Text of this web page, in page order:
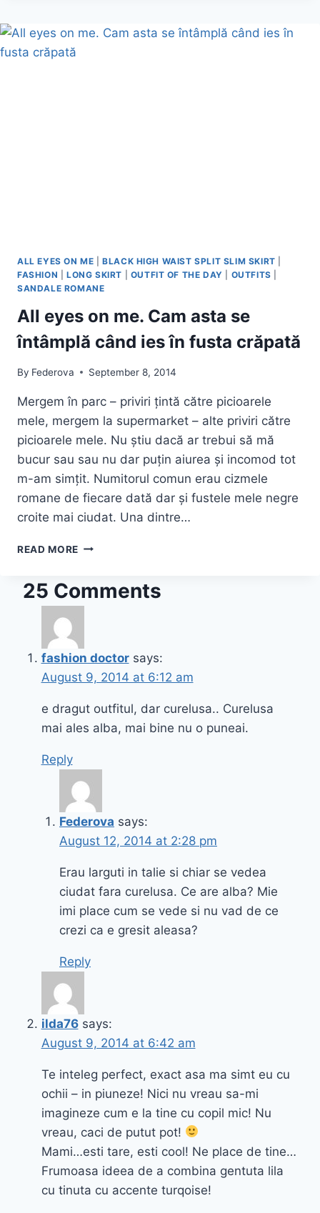
BLEUMARINE
DE
ALL EYES ON ME |BLACK HIGH WAIST SPLIT SLIM SKIRT
FASHION
LONG SKIRT OUTFIT OF THE DAY OUTFITS
SANDALE ROMANE
All eyes on me. Cam asta se
întâmplă când ies în fusta crăpată
By Federova September 8, 2014
Mergem în parc – priviri țintă către picioarele
mele, mergem la supermarket – alte priviri către
picioarele mele. Nu știu dacă ar trebui să mă
bucur sau sau nu dar puțin aiurea și incomod tot
m-am simțit. Numitorul comun erau cizmele
romane de fiecare dată dar și fustele mele negre
croite mai ciudat. Una dintre…
READ MORE ALL
ME.
CAM
ÎNTÂMPLĂ
CÂND
IES
FUSTA
CRĂPATĂ
25 Comments
fashion doctor says:
August 9, 2014 at 6:12 am
e dragut outfitul, dar curelusa.. Curelusa
mai ales alba, mai bine nu o puneai.
Reply
Federova says:
August 12, 2014 at 2:28 pm
Erau larguti in talie si chiar se vedea
ciudat fara curelusa. Ce are alba? Mie
imi place cum se vede si nu vad de ce
crezi ca e gresit aleasa?
Reply
ilda76 says:
August 9, 2014 at 6:42 am
Te inteleg perfect, exact asa ma simt eu cu
ochii – in piuneze! Nici nu vreau sa-mi
imagineze cum e la tine cu copil mic! Nu
vreau, caci de putut pot!
Mami…esti tare, esti cool! Ne place de tine…
Frumoasa ideea de a combina gentuta lila
cu tinuta cu accente turqoise!